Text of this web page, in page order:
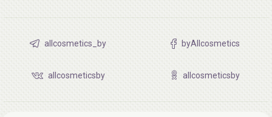
allcosmetics_by byAllcosmetics
allcosmeticsby allcosmeticsby